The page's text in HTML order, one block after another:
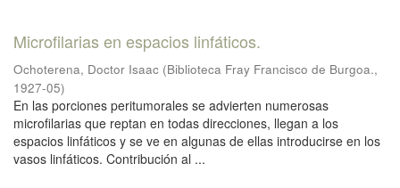
Microfilarias en espacios linfáticos.
Ochoterena, Doctor Isaac (Biblioteca Fray Francisco de Burgoa.,
1927-05)
En las porciones peritumorales se advierten numerosas
microfilarias que reptan en todas direcciones, llegan a los
espacios linfáticos y se ve en algunas de ellas introducirse en los
vasos linfáticos. Contribución al ...